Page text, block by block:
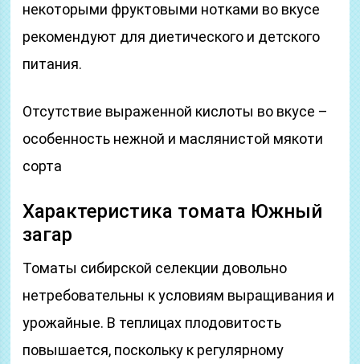
некоторыми фруктовыми нотками во вкусе
рекомендуют для диетического и детского
питания.
Отсутствие выраженной кислоты во вкусе –
особенность нежной и маслянистой мякоти
сорта
Характеристика томата Южный
загар
Томаты сибирской селекции довольно
нетребовательны к условиям выращивания и
урожайные. В теплицах плодовитость
повышается, поскольку к регулярному